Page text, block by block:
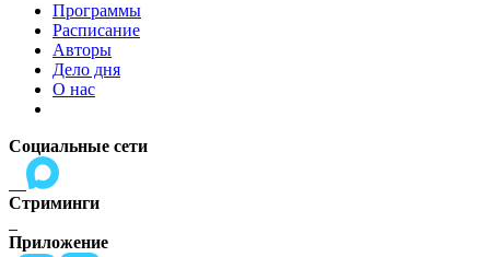
Программы
Расписание
Авторы
Дело дня
О нас
Социальные сети
Стриминги
Приложение